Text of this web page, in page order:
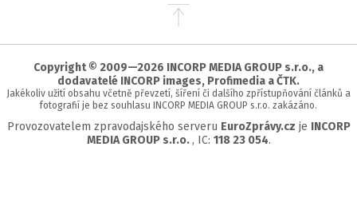
Přejít
stránky
Copyright © 2009—2026 INCORP MEDIA GROUP s.r.o., a
dodavatelé INCORP images, Profimedia a ČTK.
Jakékoliv užití obsahu včetně převzetí, šíření či dalšího zpřístupňování článků a
fotografií je bez souhlasu INCORP MEDIA GROUP s.r.o. zakázáno.
Provozovatelem zpravodajského serveru EuroZprávy.cz je INCORP
MEDIA GROUP s.r.o. , IC: 118 23 054.